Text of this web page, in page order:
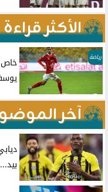
الأكثر قراءة
رياضة
آخر
بيد...